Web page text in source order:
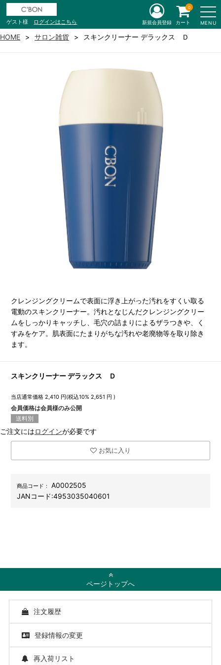
ゲスト様 ログインはこちら MENU
新規会員登録 カート
0
HOME サロン雑貨 スキンクリーナー デラックス Ｄ
クレンジングクリームで表面に浮き上がった汚れをすくい取る
電動のスキンクリーナー。汚れとなじんだクレンジングクリー
ムをしっかりキャッチし、毛穴の詰まりによるザラつきや、く
すみをケア。肌表面にたまりがちな汚れや老廃物等を取り除き
ます。
スキンクリーナー デラックス Ｄ
当店通常価格 2,410 円(税込10% 2,651 円 )
会員価格は会員様のみ公開
送料別
ご注文にはログインが必要です
お気に入り
商品コード：
A0002505
JANコード:4953035040601
ページトップへ
注文履歴
登録情報の変更
再入荷リスト